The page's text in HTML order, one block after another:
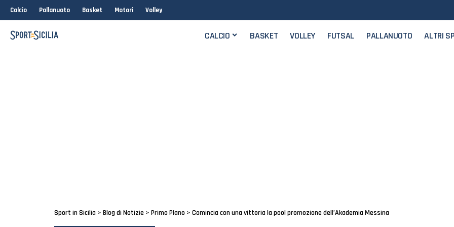
Calcio Pallanuoto Basket Motori Volley
CALCIO BASKET VOLLEY FUTSAL PALLANUOTO ALTRI
Sport in Sicilia > Blog di Notizie > Primo PIano > Comincia con una vittoria la pool promozione dell’Akademia Messina